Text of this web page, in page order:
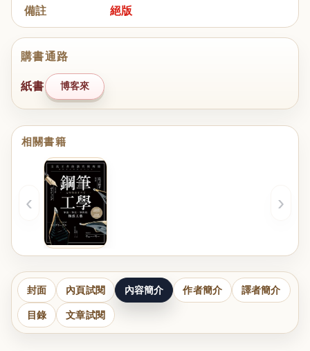
備註
絕版
購書通路
紙書 博客來
相關書籍
‹ ›
封面 內頁試閱 內容簡介 作者簡介 譯者簡介
目錄 文章試閱